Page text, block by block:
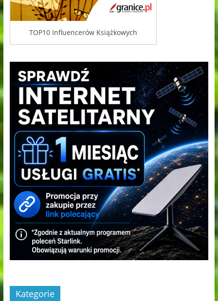
TOP10 Influencerów Książkowych
Kategorie